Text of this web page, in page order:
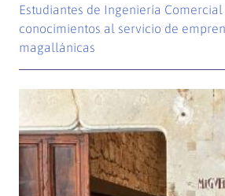
Estudiantes de Ingeniería Comercial
conocimientos al servicio de
magallánicas